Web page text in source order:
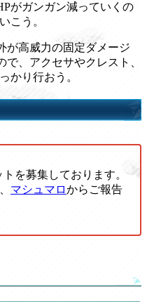
がガンガン減っていくの
こう。
が高威力の固定ダメージ
で、アクセサやクレスト、
かり行おう。
を募集しております。
マシュマロからご報告